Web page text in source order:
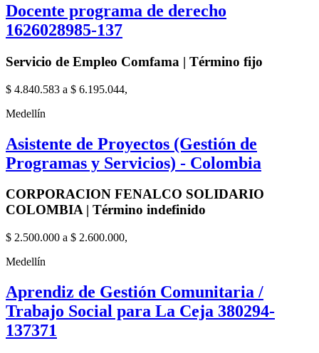
Docente programa de derecho
1626028985-137
Servicio de Empleo Comfama | Término fijo
$ 4.840.583 a $ 6.195.044,
Medellín
Asistente de Proyectos (Gestión de
Programas y Servicios) - Colombia
CORPORACION FENALCO SOLIDARIO
COLOMBIA | Término indefinido
$ 2.500.000 a $ 2.600.000,
Medellín
Aprendiz de Gestión Comunitaria /
Trabajo Social para La Ceja 380294-
137371